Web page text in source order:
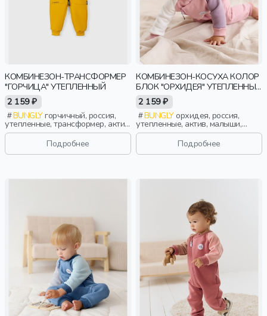
КОМБИНЕЗОН-ТРАНСФОРМЕР
"ГОРЧИЦА" УТЕПЛЕННЫЙ
2 159 ₽
BUNGLYгорчичный, россия,
утепленные, трансформер, актив,
девочки, малыши, дошкольники,
Подробнее
КОМБИНЕЗОН-КОСУХА КОЛОР
БЛОК "ОРХИДЕЯ" УТЕПЛЕННЫЙ
0+
2 159 ₽
BUNGLYорхидея, россия,
утепленные, актив, малыши,
дети
Подробнее